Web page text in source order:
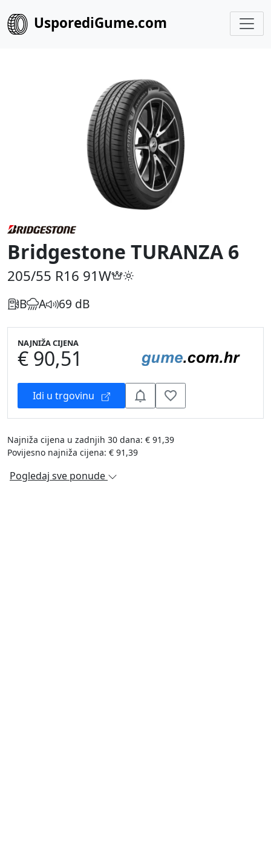
UsporediGume.com
Bridgestone TURANZA 6
205/55 R16 91W
B A 69 dB
NAJNIŽA CIJENA
€ 90,51
Idi u trgovinu
Najniža cijena u zadnjih 30 dana: € 91,39
Povijesno najniža cijena: € 91,39
Pogledaj sve ponude